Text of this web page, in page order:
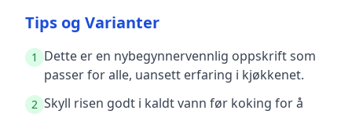
Tips og Varianter
1
Dette er en nybegynnervennlig oppskrift som
passer for alle, uansett erfaring i kjøkkenet.
2 Skyll risen godt i kaldt vann før koking for å